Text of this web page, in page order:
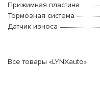
Прижимная пластина
Тормозная система
Датчик износа
Все товары «LYNXauto»